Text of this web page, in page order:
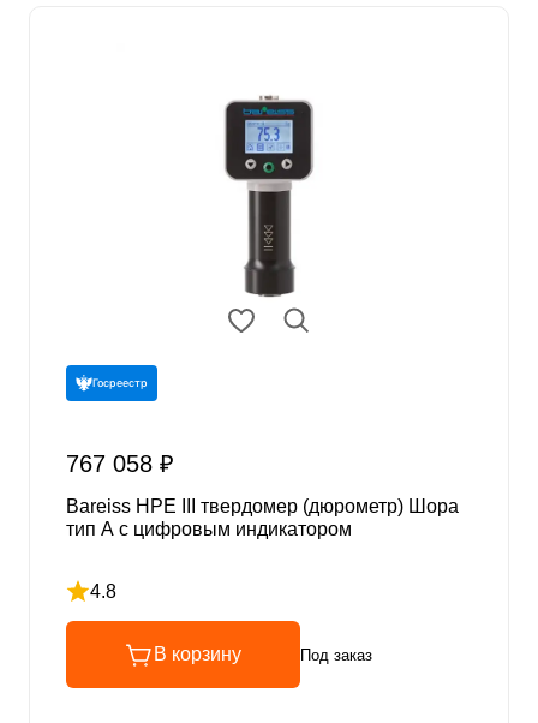
Госреестр
767 058 ₽
Bareiss HPE III твердомер (дюрометр) Шора
тип А с цифровым индикатором
4.8
Рейтинг 4.8 из 5
В корзину Под заказ